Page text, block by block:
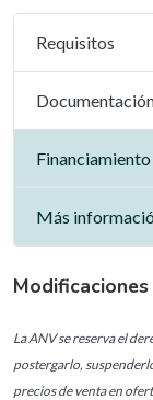
Requisitos
Financiamiento
Más
La ANV se reserva el
postergarlo,
precios de venta en